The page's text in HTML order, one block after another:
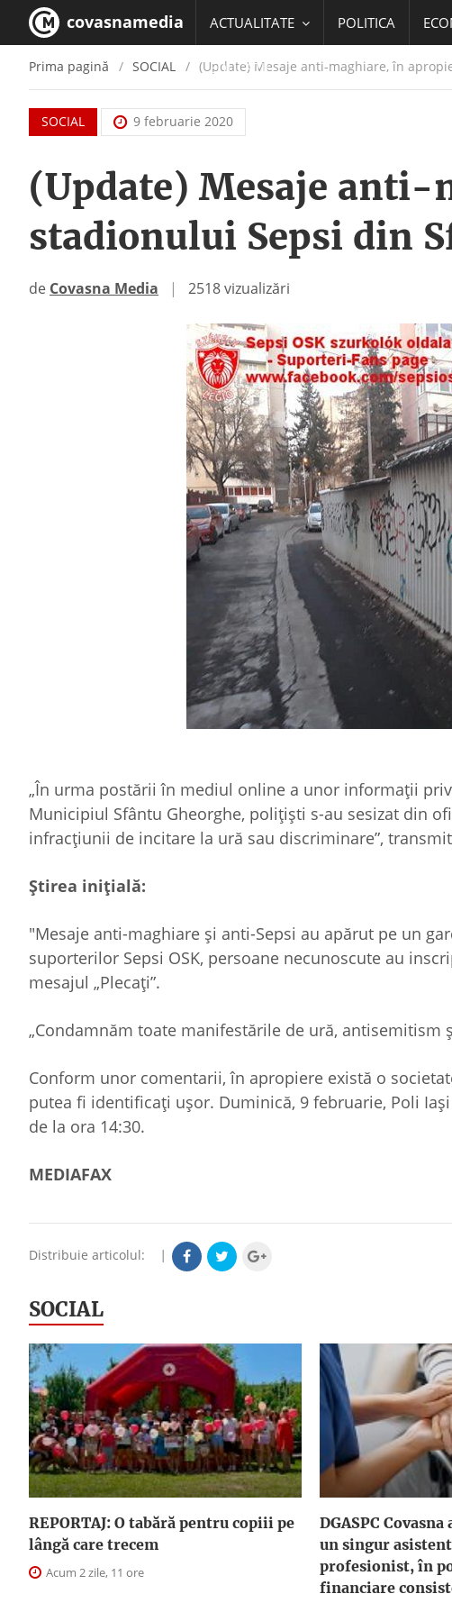
covasnamedia ACTUALITATE POLITICA
EDUCATIE
Prima pagină SOCIAL (Update) Mesaje anti-maghiare, în
SOCIAL 9 februarie 2020
(Update) Mesaje anti-
stadionului Sepsi din
de Covasna Media | 2518 vizualizări
„În urma postării în mediul online a unor informații
Municipiul Sfântu Gheorghe, polițiști s-au sesizat din
infracțiunii de incitare la ură sau discriminare”,
Ştirea iniţială:
"Mesaje anti-maghiare şi anti-Sepsi au apărut pe un
suporterilor Sepsi OSK, persoane necunoscute au
mesajul „Plecaţi”.
„Condamnăm toate manifestările de ură,
Conform unor comentarii, în apropiere există o
putea fi identificaţi uşor. Duminică, 9 februarie, Poli
de la ora 14:30.
MEDIAFAX
Distribuie articolul: |
SOCIAL
REPORTAJ: O tabără pentru copiii pe
lângă care trecem
Acum 2 zile, 11 ore
DGASPC
un singur
profesionist, în
financiare